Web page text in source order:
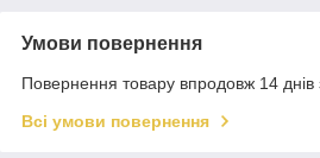
Умови повернення
Повернення товару впродовж 14 днів
Всі умови повернення